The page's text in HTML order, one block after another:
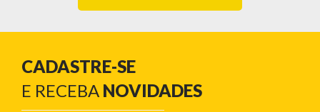
CADASTRE-SE
E RECEBA NOVIDADES